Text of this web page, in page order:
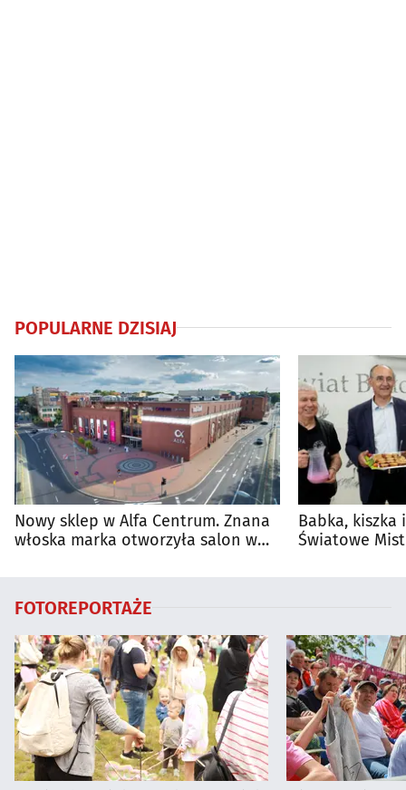
POPULARNE DZISIAJ
Nowy sklep w Alfa Centrum. Znana
włoska marka otworzyła salon w
Babka, kiszka
Światowe
FOTOREPORTAŻE